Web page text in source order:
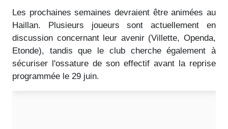
Les prochaines semaines devraient être animées au
Haillan. Plusieurs joueurs sont actuellement en
discussion concernant leur avenir (Villette, Openda,
Etonde), tandis que le club cherche également à
sécuriser l'ossature de son effectif avant la reprise
programmée le 29 juin.